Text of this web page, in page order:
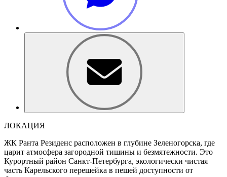
ЛОКАЦИЯ
ЖК Ранта Резиденс расположен в глубине Зеленогорска, где
царит атмосфера загородной тишины и безмятежности. Это
Курортный район Санкт-Петербурга, экологически чистая
часть Карельского перешейка в пешей доступности от